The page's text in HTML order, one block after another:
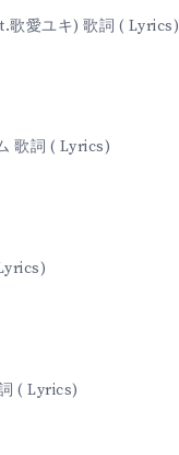
歌愛ユキ) 歌詞 ( Lyrics)
歌詞 ( Lyrics)
( Lyrics)